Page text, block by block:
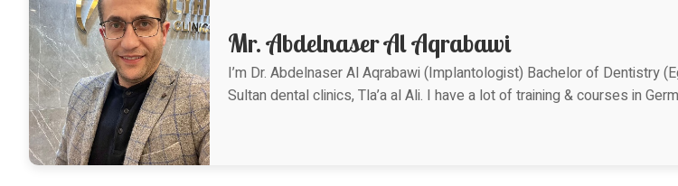
Mr. Abdelnaser Al Aqrabawi
I’m Dr. Abdelnaser Al Aqrabawi (Implantologist) Bachelor of Dentistry
Sultan dental clinics, Tla’a al Ali. I have a lot of training & courses in